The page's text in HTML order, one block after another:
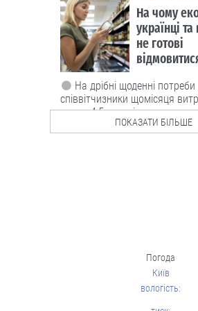
Погода
Київ
вологість:
Грає у шахи...
пальцями ніг. 19-
річний харків’янин із
ДЦП став чемпіоном
світу
Його шлях до успіху -
02.08
ПОКАЗАТИ БІЛЬШЕ